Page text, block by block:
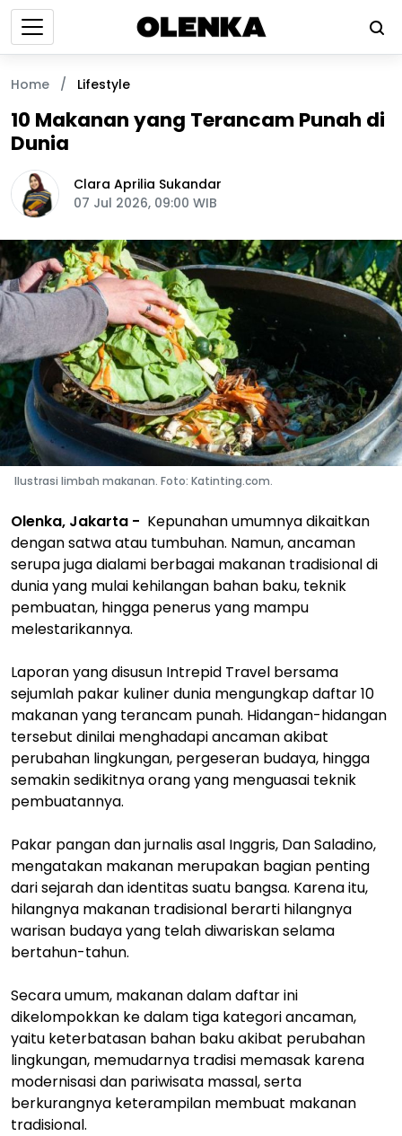
Home / Lifestyle
10 Makanan yang Terancam Punah di
Dunia
Clara Aprilia Sukandar
07 Jul 2026, 09:00 WIB
Ilustrasi limbah makanan. Foto: Katinting.com.
Olenka, Jakarta - Kepunahan umumnya dikaitkan
dengan satwa atau tumbuhan. Namun, ancaman
serupa juga dialami berbagai makanan tradisional di
dunia yang mulai kehilangan bahan baku, teknik
pembuatan, hingga penerus yang mampu
melestarikannya.
Laporan yang disusun Intrepid Travel bersama
sejumlah pakar kuliner dunia mengungkap daftar 10
makanan yang terancam punah. Hidangan-hidangan
tersebut dinilai menghadapi ancaman akibat
perubahan lingkungan, pergeseran budaya, hingga
semakin sedikitnya orang yang menguasai teknik
pembuatannya.
Pakar pangan dan jurnalis asal Inggris, Dan Saladino,
mengatakan makanan merupakan bagian penting
dari sejarah dan identitas suatu bangsa. Karena itu,
hilangnya makanan tradisional berarti hilangnya
warisan budaya yang telah diwariskan selama
bertahun-tahun.
Secara umum, makanan dalam daftar ini
dikelompokkan ke dalam tiga kategori ancaman,
yaitu keterbatasan bahan baku akibat perubahan
lingkungan, memudarnya tradisi memasak karena
modernisasi dan pariwisata massal, serta
berkurangnya keterampilan membuat makanan
tradisional.